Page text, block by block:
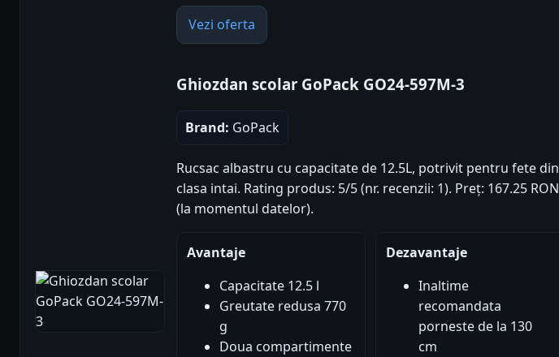
Vezi oferta
Ghiozdan scolar GoPack GO24-597M-3
Brand: GoPack
Rucsac albastru cu capacitate de 12.5L, potrivit pentru fete din
clasa intai. Rating produs: 5/5 (nr. recenzii: 1). Preț: 167.25 RON
(la momentul datelor).
Avantaje
Capacitate 12.5 l
Greutate redusa 770
g
Doua compartimente
Dezavantaje
Inaltime
recomandata
porneste de la 130
cm